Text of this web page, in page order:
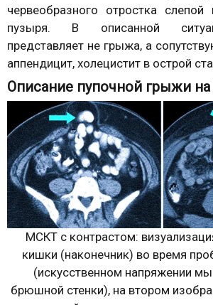
червеобразного отростка
пузыря. В описанной
представляет не грыжа, а
аппендицит, холецистит в острой
Описание пупочной грыжи
МСКТ с контрастом:
кишки (наконечник) во время
(искусственном напряжении
брюшной стенки), на втором